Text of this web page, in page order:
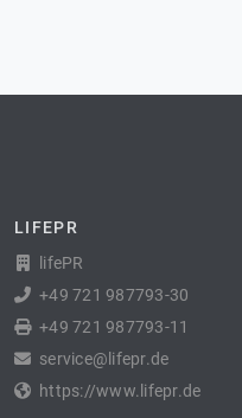
LIFEPR
lifePR
+49 721 987793-30
+49 721 987793-11
service@lifepr.de
https://www.lifepr.de